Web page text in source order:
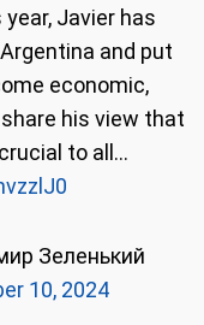
Javier has
and put
economic,
his view that
to all…
Зеленький
10, 2024